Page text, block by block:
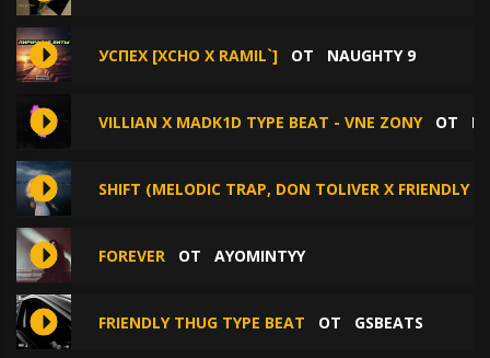
УСПЕХ [XCHO Х RAMIL`] ОТ NAUGHTY 9
VILLIAN X MADK1D TYPE BEAT - VNE ZONY ОТ
SHIFT (MELODIC TRAP, DON TOLIVER X FRIENDLY
FOREVER ОТ AYOMINTYY
FRIENDLY THUG TYPE BEAT ОТ GSBEATS